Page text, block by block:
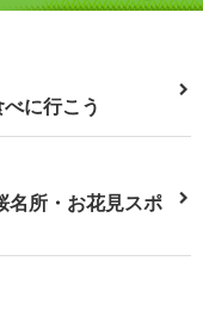
に行こう
名所・お花見スポ